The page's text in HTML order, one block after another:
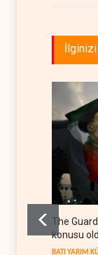
The
konusu
BATI YARIM